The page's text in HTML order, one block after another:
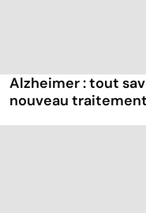
Alzheimer : tout
nouveau